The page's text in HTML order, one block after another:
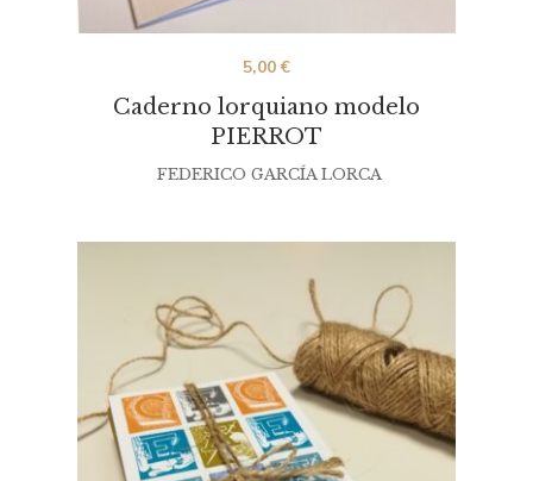
Caderno lorquiano modelo
PIERROT
5,00€
FEDERICO GARCÍA LORCA